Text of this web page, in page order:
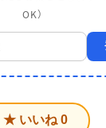
OK）
★ いいね 0